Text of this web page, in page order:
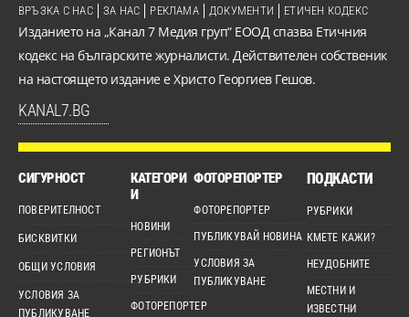
Изданието на „Канал 7 Медия груп“ ЕООД спазва Етичния
кодекс на българските журналисти. Действителен собственик
на настоящето издание е Христо Георгиев Гешов.
KANAL7.BG
ВРЪЗКА С НАС ЗА НАС РЕКЛАМА ДОКУМЕНТИ ЕТИЧЕН КОДЕКС
СИГУРНОСТ
ПОВЕРИТЕЛНОСТ
БИСКВИТКИ
ОБЩИ УСЛОВИЯ
УСЛОВИЯ ЗА
ПУБЛИКУВАНЕ
КАТЕГОРИ
И
НОВИНИ
РЕГИОНЪТ
РУБРИКИ
ФОТОРЕПОРТЕР
ФОТОРЕПОРТЕР
ФОТОРЕПОРТЕР
ПУБЛИКУВАЙ НОВИНА
УСЛОВИЯ ЗА
ПУБЛИКУВАНЕ
ПОДКАСТИ
РУБРИКИ
КМЕТЕ КАЖИ?
НЕУДОБНИТЕ
МЕСТНИ И
ИЗВЕСТНИ